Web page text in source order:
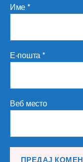
Име*
Е-пошта*
Веб место